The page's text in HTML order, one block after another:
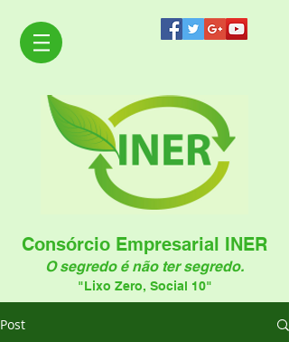
Consórcio Empresarial INER
O segredo é não ter segredo.
"Lixo Zero, Social 10"
Post